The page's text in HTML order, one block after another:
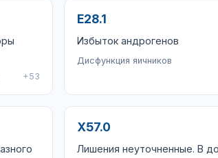
+53
E28.1
Избыток андрогенов
Дисфункция яичников
X57.0
Лишения неуточненные. В